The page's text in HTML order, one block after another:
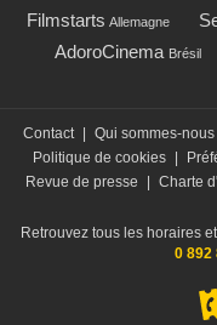
Filmstarts Allemagne
AdoroCinema Brésil
Contact Qui sommes-nous
Politique de cookies
Revue de presse
Charte
Retrouvez tous les horaires
0 892